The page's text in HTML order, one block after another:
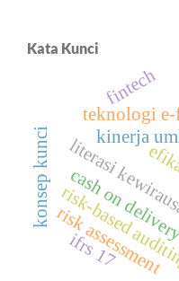
Kata Kunci
kinerja
literasi
cash on
risk-based
risk assessment
konsep kunci
teknologi
ifrs 17
fintech